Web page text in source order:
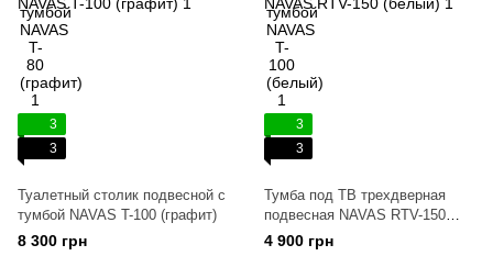
3
3
Туалетный столик подвесной с
тумбой NAVAS T-100 (графит)
8 300 грн
3
3
Тумба под ТВ трехдверная
подвесная NAVAS RTV-150
(белый)
4 900 грн